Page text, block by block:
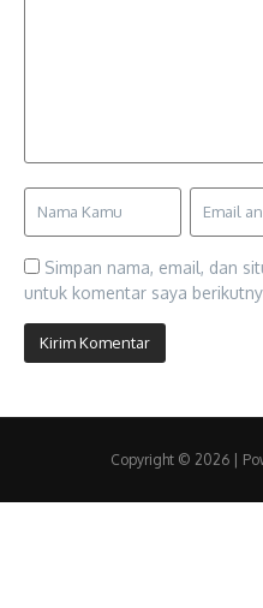
Simpan nama, email, dan
untuk komentar saya
Copyright © 2026 |